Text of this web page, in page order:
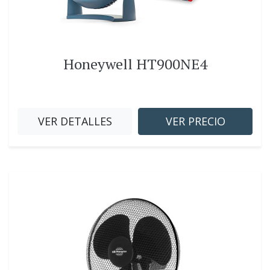
Honeywell HT900NE4
VER DETALLES VER PRECIO